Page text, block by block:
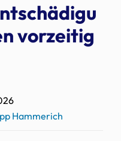
vorzeitig
Hammerich